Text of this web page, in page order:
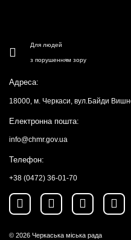
Для людей
з порушенням зору
Адреса:
18000, м. Черкаси, вул.Байди
Електронна пошта:
info@chmr.gov.ua
Телефон:
+38 (0472) 36-01-70
© 2026 Черкаська міська рада